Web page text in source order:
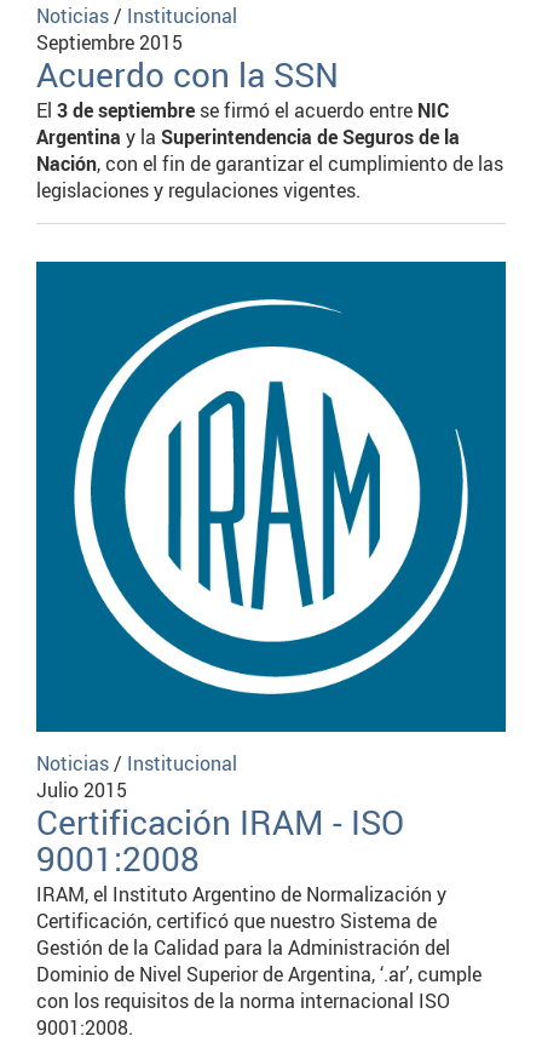
Noticias/ Institucional
Septiembre 2015
Acuerdo con la SSN
El 3 de septiembre se firmó el acuerdo entre NIC
Argentina y la Superintendencia de Seguros de la
Nación, con el fin de garantizar el cumplimiento de las
legislaciones y regulaciones vigentes.
Noticias/ Institucional
Julio 2015
Certificación IRAM - ISO
9001:2008
IRAM, el Instituto Argentino de Normalización y
Certificación, certificó que nuestro Sistema de
Gestión de la Calidad para la Administración del
Dominio de Nivel Superior de Argentina, ‘.ar’, cumple
con los requisitos de la norma internacional ISO
9001:2008.